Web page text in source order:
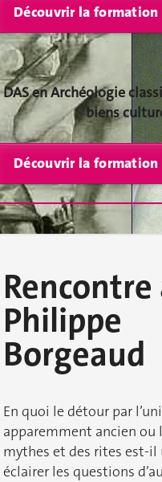
DAS en Archéologie
biens
Rencontre
Philippe
Borgeaud
En quoi le détour par
apparemment ancien ou
mythes et des rites est-
éclairer les questions